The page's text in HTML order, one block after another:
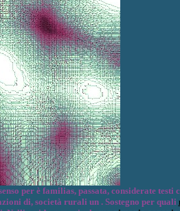
per è familias, passata, considerate
di, società rurali un . Sostegno per quali